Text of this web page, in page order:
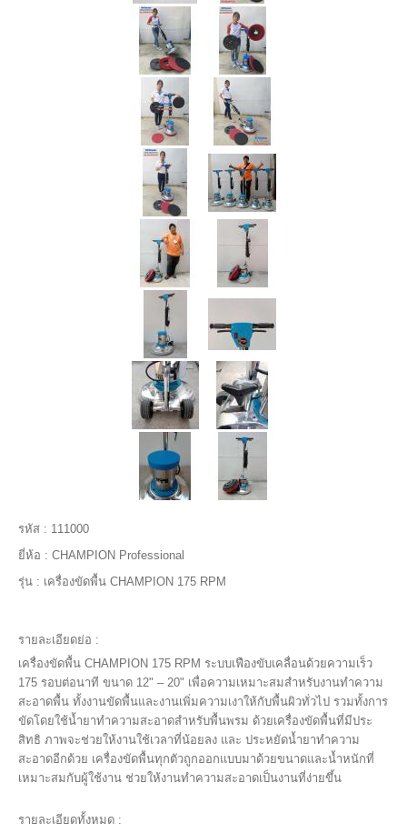
รหัส : 111000
ยี่ห้อ : CHAMPION Professional
รุ่น : เครื่องขัดพื้น CHAMPION 175 RPM
รายละเอียดย่อ :
เครื่องขัดพื้น CHAMPION 175 RPM ระบบเฟืองขับเคลื่อนด้วยความเร็ว
175 รอบต่อนาที ขนาด 12" – 20" เพื่อความเหมาะสมสำหรับงานทำความ
สะอาดพื้น ทั้งงานขัดพื้นและงานเพิ่มความเงาให้กับพื้นผิวทั่วไป รวมทั้งการ
ขัดโดยใช้น้ำยาทำความสะอาดสำหรับพื้นพรม ด้วยเครื่องขัดพื้นที่มีประ
สิทธิ ภาพจะช่วยให้งานใช้เวลาที่น้อยลง และ ประหยัดน้ำยาทำความ
สะอาดอีกด้วย เครื่องขัดพื้นทุกตัวถูกออกแบบมาด้วยขนาดและน้ำหนักที่
เหมาะสมกับผู้ใช้งาน ช่วยให้งานทำความสะอาดเป็นงานที่ง่ายขึ้น
รายละเอียดทั้งหมด :